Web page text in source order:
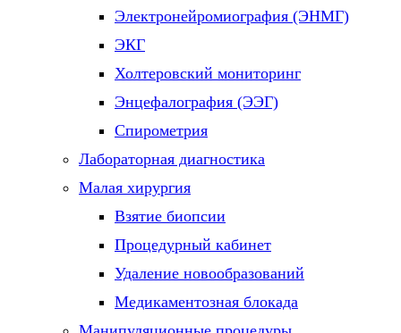
Электронейромиография (ЭНМГ)
ЭКГ
Холтеровский мониторинг
Энцефалография (ЭЭГ)
Спирометрия
Лабораторная диагностика
Малая хирургия
Взятие биопсии
Процедурный кабинет
Удаление новообразований
Медикаментозная блокада